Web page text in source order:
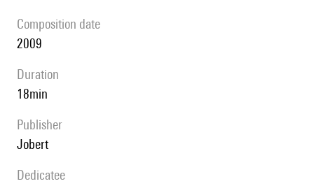
composition date
2009
duration
18min
publisher
Jobert
Dedicatee